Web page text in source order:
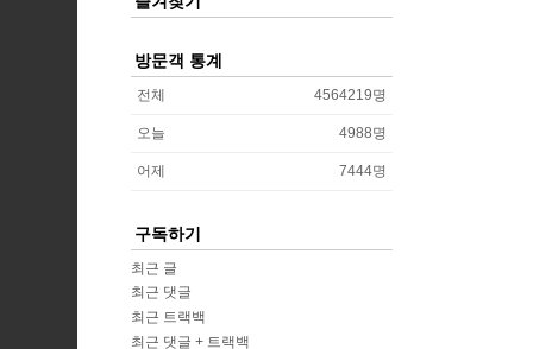
방문객 통계
전체 4564219명
오늘 4988명
어제 7444명
구독하기
최근 글
최근 댓글
최근 트랙백
최근 댓글 + 트랙백